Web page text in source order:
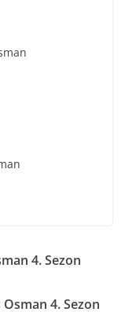
4. Sezon
4. Sezon